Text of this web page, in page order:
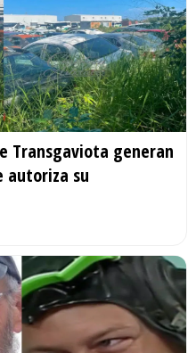
Transgaviota generan
autoriza su